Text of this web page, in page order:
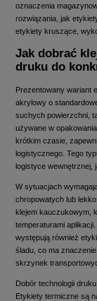
oznaczenia
rozwiązania, jak
etykiety kruszące,
Jak dobrać
druku do
Prezentowany wariant
akrylowy o
suchych powierzchni,
używane w
krótkim czasie,
logistycznego. Tego
logistyce wewnętrznej,
W sytuacjach
chropowatych lub
klejem kauczukowym,
temperaturami
występują również
śladu, co ma
skrzynek
Dobór technologii
Etykiety termiczne są